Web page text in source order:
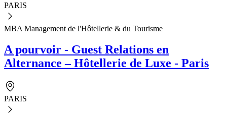
PARIS
MBA Management de l'Hôtellerie & du Tourisme
A pourvoir - Guest Relations en
Alternance – Hôtellerie de Luxe - Paris
PARIS